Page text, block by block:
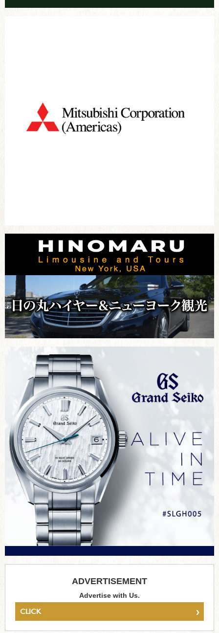
ADVERTISEMENT
Advertise with Us.
CLICK ›